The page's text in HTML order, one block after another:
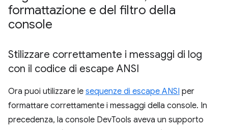
formattazione e del filtro della
console
Stilizzare correttamente i messaggi di log
con il codice di escape ANSI
Ora puoi utilizzare le sequenze di escape ANSI per
formattare correttamente i messaggi della console. In
precedenza, la console DevTools aveva un supporto